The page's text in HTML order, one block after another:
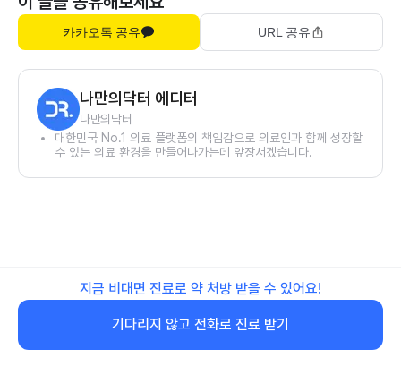
카카오톡 공유 URL 공유
나만의닥터 에디터
나만의닥터
대한민국 No.1 의료 플랫폼의 책임감으로 의료인과 함께 성장할
수 있는 의료 환경을 만들어나가는데 앞장서겠습니다.
지금 비대면 진료로 약 처방 받을 수 있어요!
기다리지 않고 전화로 진료 받기